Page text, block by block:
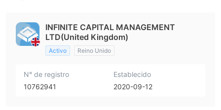
INFINITE CAPITAL MANAGEMENT
LTD(United Kingdom)
Activo Reino Unido
N° de registro
10762941
Establecido
2020-09-12